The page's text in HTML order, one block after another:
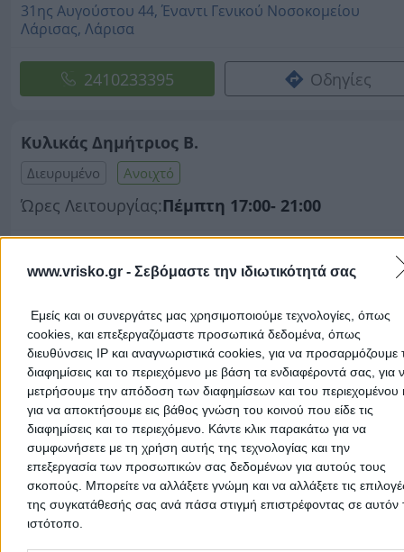
www.vrisko.gr - Σεβόμαστε την ιδιωτικότητά σας
Εμείς και οι συνεργάτες μας χρησιμοποιούμε τεχνολογίες, όπως
cookies, και επεξεργαζόμαστε προσωπικά δεδομένα, όπως
διευθύνσεις IP και αναγνωριστικά cookies, για να προσαρμόζουμε
διαφημίσεις και το περιεχόμενο με βάση τα ενδιαφέροντά σας, για
μετρήσουμε την απόδοση των διαφημίσεων και του περιεχομένου
για να αποκτήσουμε εις βάθος γνώση του κοινού που είδε τις
διαφημίσεις και το περιεχόμενο. Κάντε κλικ παρακάτω για να
συμφωνήσετε με τη χρήση αυτής της τεχνολογίας και την
επεξεργασία των προσωπικών σας δεδομένων για αυτούς τους
σκοπούς. Μπορείτε να αλλάξετε γνώμη και να αλλάξετε τις
της συγκατάθεσής σας ανά πάσα στιγμή επιστρέφοντας σε αυτόν
ιστότοπο.
31ης Αυγούστου 44, Έναντι Γενικού Νοσοκομείου
Λάρισας, Λάρισα
2410233395 Οδηγίες
Κυλικάς Δημήτριος Β.
Διευρυμένο Ανοιχτό
Ώρες Λειτουργίας:Πέμπτη 17:00- 21:00
Μπούτλα Βασιλική
Διευρυμένο Ανοιχτό
Ώρες Λειτουργίας:Πέμπτη 17:30- 21:00
Κίρκης 39 & 23ης Οκτωβρίου, Λάρισα - Άγιος
Κωνσταντίνος